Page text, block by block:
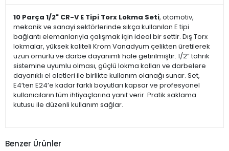
10 Parça 1/2" CR-V E Tipi Torx Lokma Seti, otomotiv,
mekanik ve sanayi sektörlerinde sıkça kullanılan E tipi
bağlantı elemanlarıyla çalışmak için ideal bir settir. Dış Torx
lokmalar, yüksek kaliteli Krom Vanadyum çelikten üretilerek
uzun ömürlü ve darbe dayanımlı hale getirilmiştir. 1/2” tahrik
sistemine uyumlu olması, güçlü lokma kolları ve darbelere
dayanıklı el aletleri ile birlikte kullanım olanağı sunar. Set,
E4’ten E24’e kadar farklı boyutları kapsar ve profesyonel
kullanıcıların tüm ihtiyaçlarına yanıt verir. Pratik saklama
kutusu ile düzenli kullanım sağlar.
Benzer Ürünler